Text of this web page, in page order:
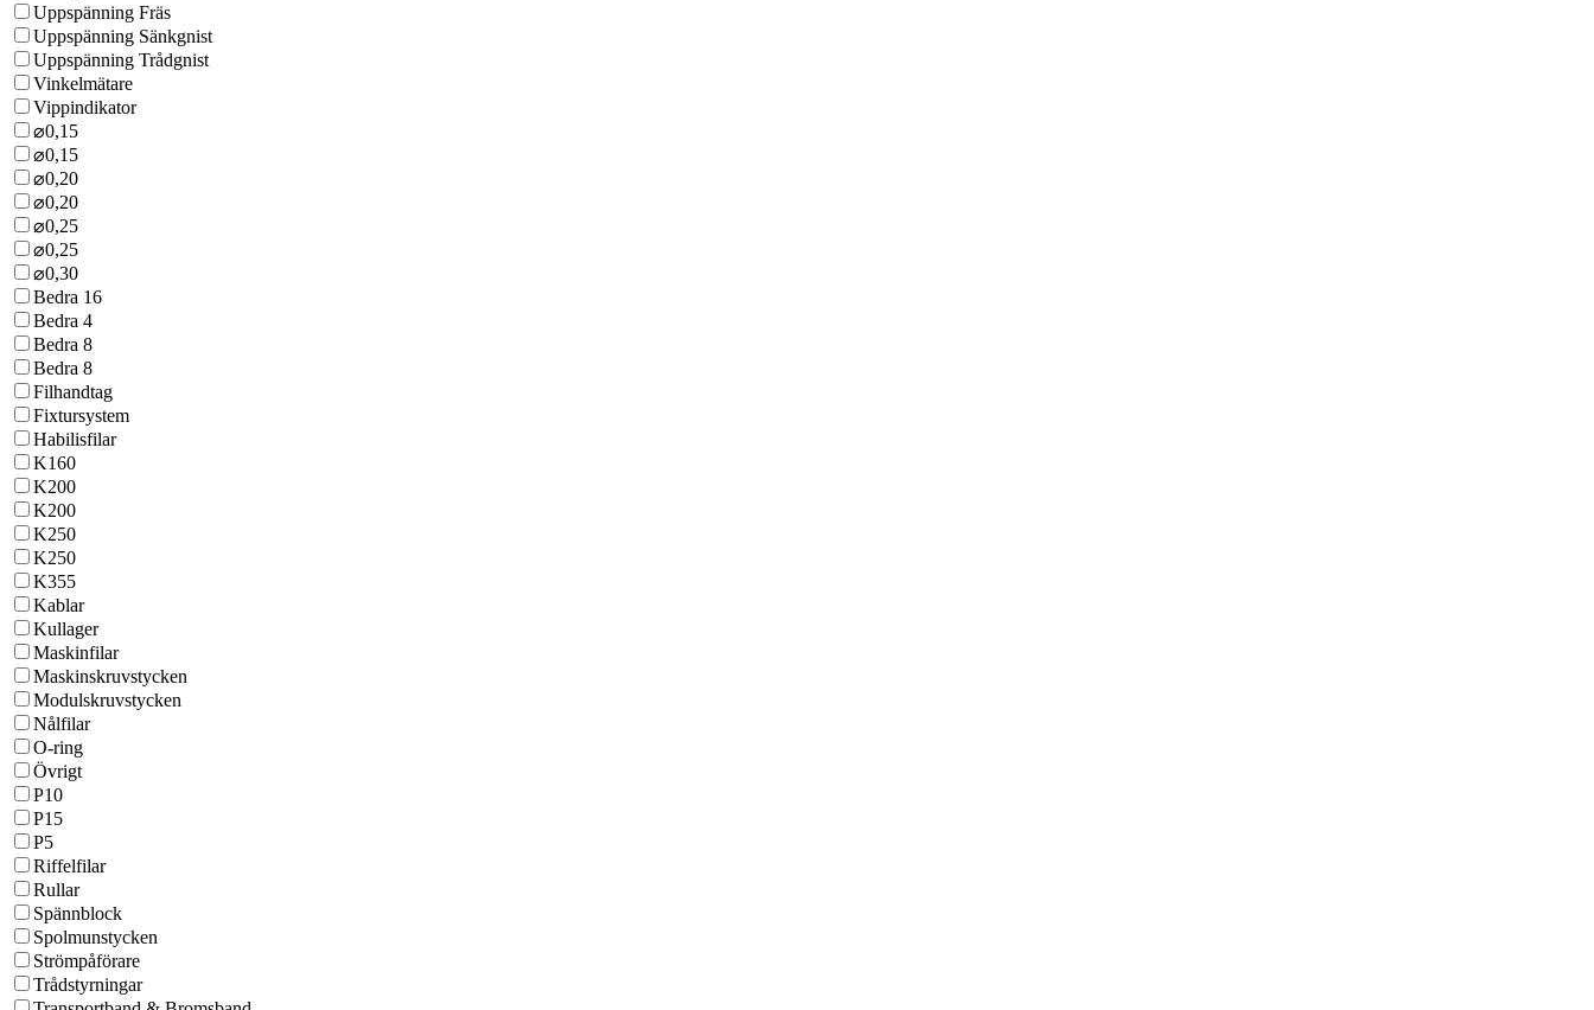
Uppspänning Fräs
Uppspänning Sänkgnist
Uppspänning Trådgnist
Vinkelmätare
Vippindikator
⌀0,15
⌀0,15
⌀0,20
⌀0,20
⌀0,25
⌀0,25
⌀0,30
Bedra 16
Bedra 4
Bedra 8
Bedra 8
Filhandtag
Fixtursystem
Habilisfilar
K160
K200
K200
K250
K250
K355
Kablar
Kullager
Maskinfilar
Maskinskruvstycken
Modulskruvstycken
Nålfilar
O-ring
Övrigt
P10
P15
P5
Riffelfilar
Rullar
Spännblock
Spolmunstycken
Strömpåförare
Trådstyrningar